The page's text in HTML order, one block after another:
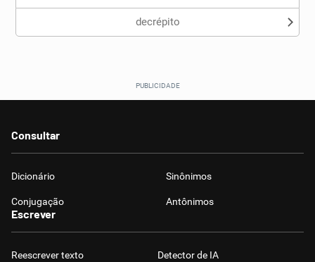
decrépito
Consultar
Dicionário Sinônimos
Conjugação Antônimos
Escrever
Reescrever texto Detector de IA